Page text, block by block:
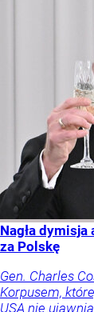
Nagła dymisja
za Polskę
Gen. Charles
Korpusem,
USA nie